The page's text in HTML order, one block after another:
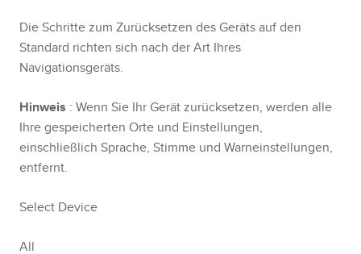
Die Schritte zum Zurücksetzen des Geräts auf den
Standard richten sich nach der Art Ihres
Navigationsgeräts.
Hinweis : Wenn Sie Ihr Gerät zurücksetzen, werden alle
Ihre gespeicherten Orte und Einstellungen,
einschließlich Sprache, Stimme und Warneinstellungen,
entfernt.
Select Device
All